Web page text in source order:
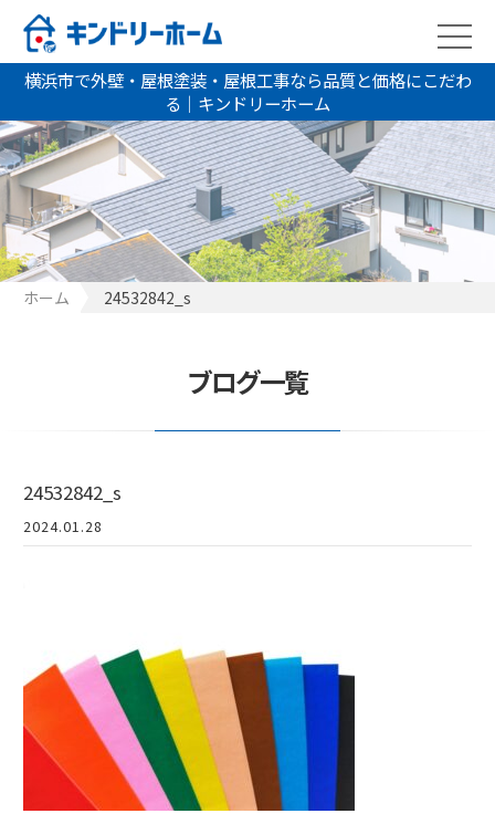
横浜市で外壁・屋根塗装・屋根工事なら品質と価格にこだわ
る｜キンドリーホーム
ホーム 24532842_s
ブログ一覧
24532842_s
2024.01.28